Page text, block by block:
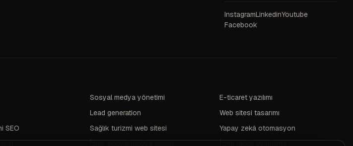
InstagramLinkedinYoutube
Facebook
Sosyal medya yönetimi
E-ticaret yazılımı
Lead generation
Web sitesi tasarımı
SEO Sağlık turizmi web sitesi
Yapay zekâ otomasyon
İzmir sosyal medya ajansı İzmir mobil uygulama